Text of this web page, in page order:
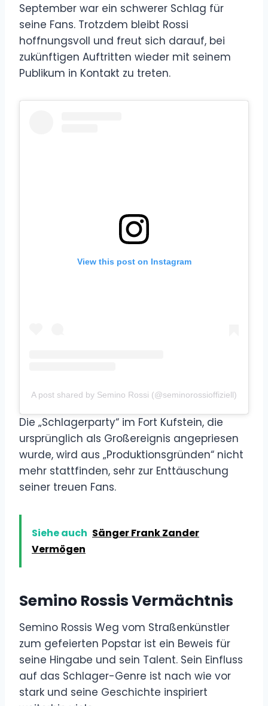
September war ein schwerer Schlag für
seine Fans. Trotzdem bleibt Rossi
hoffnungsvoll und freut sich darauf, bei
zukünftigen Auftritten wieder mit seinem
Publikum in Kontakt zu treten.
View this post on Instagram
A post shared by Semino Rossi (@seminorossioffiziell)
Die „Schlagerparty“ im Fort Kufstein, die
ursprünglich als Großereignis angepriesen
wurde, wird aus „Produktionsgründen“ nicht
mehr stattfinden, sehr zur Enttäuschung
seiner treuen Fans.
Siehe auch Sänger Frank Zander
Vermögen
Semino Rossis Vermächtnis
Semino Rossis Weg vom Straßenkünstler
zum gefeierten Popstar ist ein Beweis für
seine Hingabe und sein Talent. Sein Einfluss
auf das Schlager-Genre ist nach wie vor
stark und seine Geschichte inspiriert